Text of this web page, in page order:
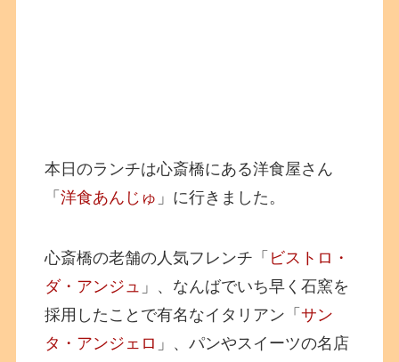
本日のランチは心斎橋にある洋食屋さん
「洋食あんじゅ 」に行きました。
心斎橋の老舗の人気フレンチ「 ビストロ・
ダ・アンジュ 」、なんばでいち早く石窯を
採用したことで有名なイタリアン「サン
タ・アンジェロ 」、パンやスイーツの名店